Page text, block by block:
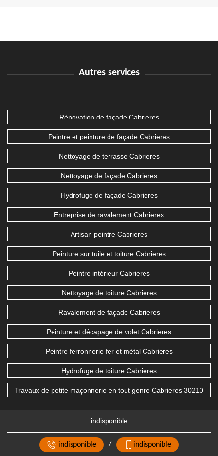
Autres services
Rénovation de façade Cabrieres
Peintre et peinture de façade Cabrieres
Nettoyage de terrasse Cabrieres
Nettoyage de façade Cabrieres
Hydrofuge de façade Cabrieres
Entreprise de ravalement Cabrieres
Artisan peintre Cabrieres
Peinture sur tuile et toiture Cabrieres
Peintre intérieur Cabrieres
Nettoyage de toiture Cabrieres
Ravalement de façade Cabrieres
Peinture et décapage de volet Cabrieres
Peintre ferronnerie fer et métal Cabrieres
Hydrofuge de toiture Cabrieres
Travaux de petite maçonnerie en tout genre Cabrieres 30210
indisponible
indisponible / indisponible